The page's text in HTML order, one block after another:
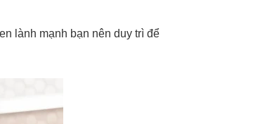
lành mạnh bạn nên duy trì để